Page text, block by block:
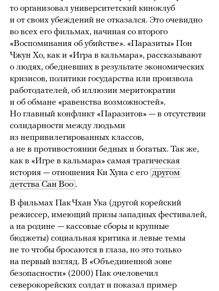
то организовал университетский киноклуб
и от своих убеждений не отказался. Это очевидно
во всех его фильмах, начиная со второго
«Воспоминания об убийстве». «Паразиты» Пон
Чжун Хо, как и «Игра в кальмара», рассказывают
о людях, обедневших в результате экономических
кризисов, политики государства или произвола
работодателей, об иллюзии меритократии
и об обмане «равенства возможностей».
Но главный конфликт «Паразитов» — в отсутствии
солидарности между людьми
из непривилегированных классов,
а не в противостоянии бедных и богатых. Так же,
как в «Игре в кальмара» самая трагическая
история — отношения Ки Хуна с его другом
детства Сан Воо .
В фильмах Пак Чхан Ука (другой корейский
режиссер, имеющий призы западных фестивалей,
а на родине — кассовые сборы и крупные
бюджеты) социальная критика и левые темы
не то чтобы бросаются в глаза, но это только
на первый взгляд. В «Объединенной зоне
безопасности» (2000) Пак очеловечил
северокорейских солдат и показал пример